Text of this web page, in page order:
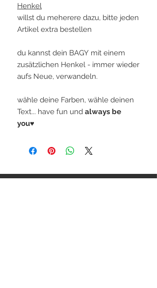
Henkel
willst du meherere dazu, bitte jeden
Artikel extra bestellen
du kannst dein BAGY mit einem
zusätzlichen Henkel - immer wieder
aufs Neue, verwandeln.
wähle deine Farben, wähle deinen
Text... have fun und always be
you♥